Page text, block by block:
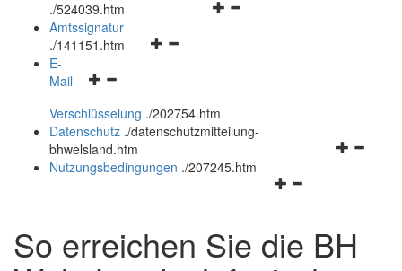
Navigationsmenü
./524039.htm
Navigationsmenü
Amtssignatur
./141151.htm
Navigationsmenü
und
schließen
E-
Mail-
Verschlüsselung ./202754.htm
Datenschutz ./datenschutzmitteilung-
bhwelsland.htm
Navigationsmenü
schließen
Nutzungsbedingungen ./207245.htm
So erreichen Sie die BH